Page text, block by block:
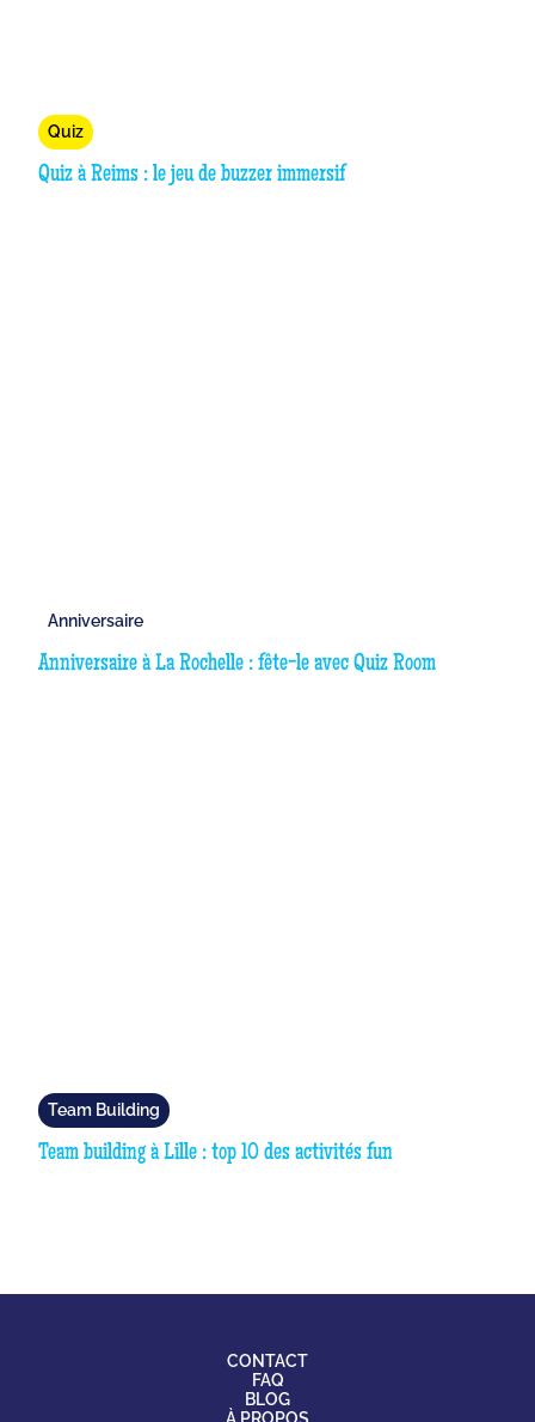
Quiz
Quiz à Reims : le jeu de buzzer immersif
Anniversaire
Anniversaire à La Rochelle : fête-le avec Quiz Room
Team Building
Team building à Lille : top 10 des activités fun
CONTACT
FAQ
BLOG
À PROPOS